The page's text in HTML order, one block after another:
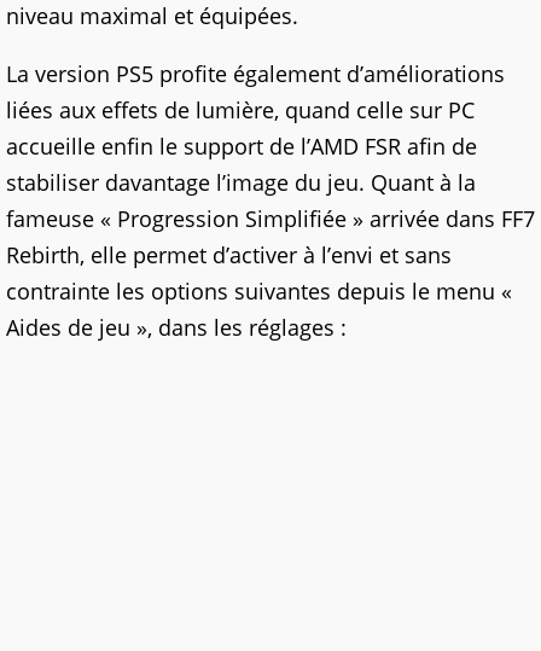
niveau maximal et équipées.
La version PS5 profite également d’améliorations
liées aux effets de lumière, quand celle sur PC
accueille enfin le support de l’AMD FSR afin de
stabiliser davantage l’image du jeu. Quant à la
fameuse « Progression Simplifiée » arrivée dans FF7
Rebirth, elle permet d’activer à l’envi et sans
contrainte les options suivantes depuis le menu «
Aides de jeu », dans les réglages :